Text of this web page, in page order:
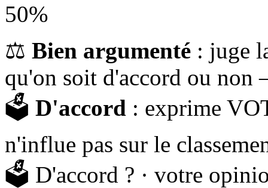
50%
⚖️ Bien argumenté : juge
qu'on soit d'accord ou non
🗳️ D'accord : exprime
n'influe pas sur le
🗳️ D'accord ? · votre